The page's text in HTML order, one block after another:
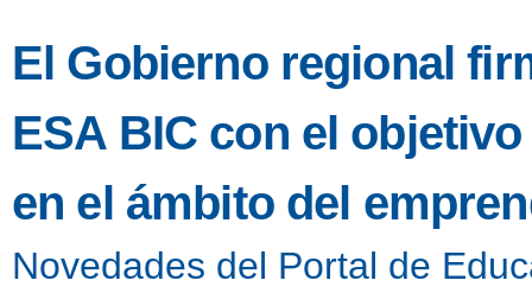
El Gobierno regional
ESA BIC con el
en el ámbito del
Novedades del Portal de